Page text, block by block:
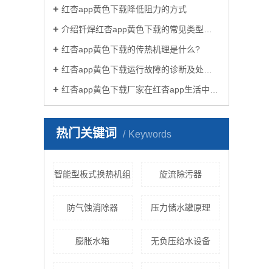
红杏app黄色下载降低阻力的方式
介绍钎焊红杏app黄色下载的常见类型有哪些
红杏app黄色下载的传热机理是什么?
红杏app黄色下载运行故障的诊断及处理方法
红杏app黄色下载厂家在红杏app生活中有哪些作用？
热门关键词 Keywords
智能型板式换热机组 旋流除污器
防气蚀消除器 压力储水罐原理
膨胀水箱 无负压给水设备